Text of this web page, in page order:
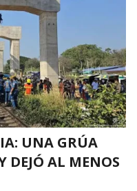
UNA GRÚA
DEJÓ AL MENOS